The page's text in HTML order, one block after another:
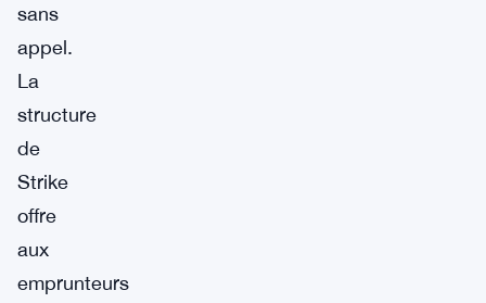
sans
appel.
La
structure
de
Strike
offre
aux
emprunteurs